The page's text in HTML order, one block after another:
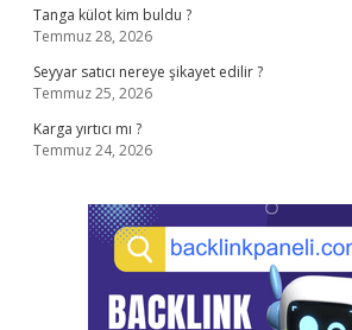
Tanga külot kim buldu ?
Temmuz 28, 2026
Seyyar satıcı nereye şikayet edilir ?
Temmuz 25, 2026
Karga yırtıcı mı ?
Temmuz 24, 2026